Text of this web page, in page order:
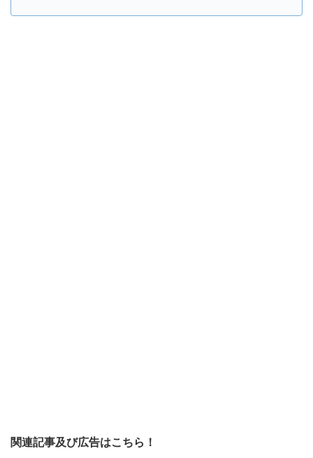
関連記事及び広告はこちら！